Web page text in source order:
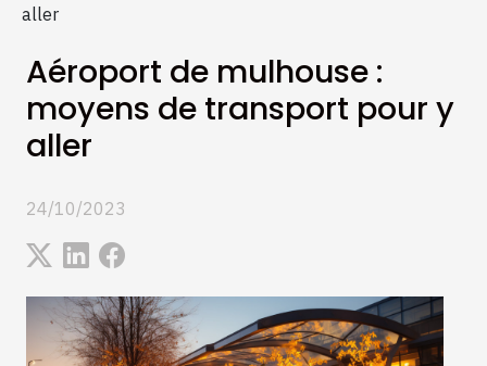
aller
Aéroport de mulhouse :
moyens de transport pour y
aller
24/10/2023